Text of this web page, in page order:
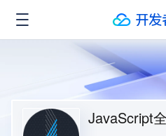
JavaScript